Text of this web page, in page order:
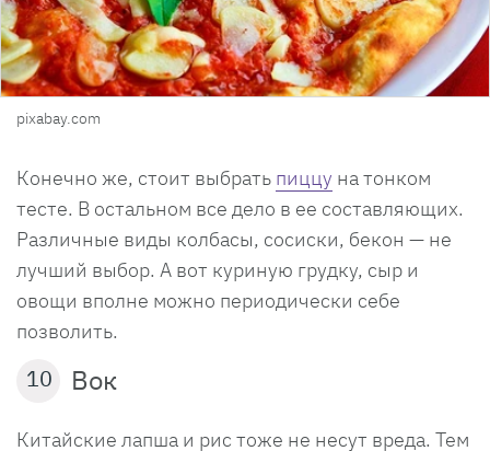
pixabay.com
Конечно же, стоит выбрать пиццу на тонком
тесте. В остальном все дело в ее составляющих.
Различные виды колбасы, сосиски, бекон — не
лучший выбор. А вот куриную грудку, сыр и
овощи вполне можно периодически себе
позволить.
10 Вок
Китайские лапша и рис тоже не несут вреда. Тем